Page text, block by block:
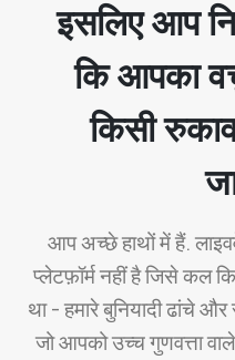
इसलिए आप
कि आपका
किसी
आप अच्छे हाथों में हैं.
प्लेटफ़ॉर्म नहीं है जिसे कल
था - हमारे बुनियादी ढांचे और
जो आपको उच्च गुणवत्ता